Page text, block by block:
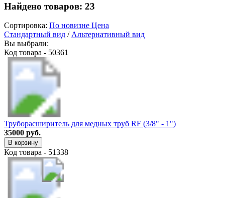
Найдено товаров: 23
Сортировка: По новизне Цена
Стандартный вид /Альтернативный вид
Вы выбрали:
Код товара - 50361
Труборасширитель для медных труб RF (3/8" - 1")
35000 руб.
В корзину
Код товара - 51338